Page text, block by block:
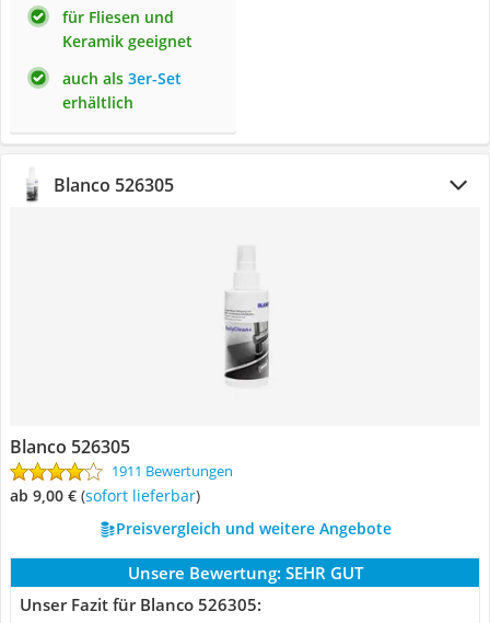
für Fliesen und
Keramik geeignet
auch als 3er-Set
erhältlich
Blanco 526305
Blanco 526305
1911 Bewertungen
ab 9,00 € ( Sofort lieferbar)
Preisvergleich und weitere Angebote
Unsere Bewertung: SEHR GUT
Unser Fazit für Blanco 526305: